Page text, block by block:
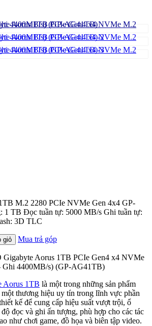
M.2 2280 PCIe NVMe Gen 4x4 GP-
1 TB Đọc tuần tự: 5000 MB/s Ghi tuần tự:
3D TLC
giỏ Mua trả góp
Gigabyte Aorus 1TB PCIe Gen4 x4 NVMe
4400MB/s) (GP-AG41TB)
Aorus 1TB là một trong những sản phẩm
một thương hiệu uy tín trong lĩnh vực phần
kế để cung cấp hiệu suất vượt trội, ổ
đọc và ghi ấn tượng, phù hợp cho các tác
như chơi game, đồ họa và biên tập video.